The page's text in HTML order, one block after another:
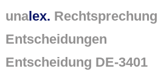
Normtexte
Rechtsprechung
unalex. Rechtsprechung
Entscheidungen
Entscheidung DE-3401